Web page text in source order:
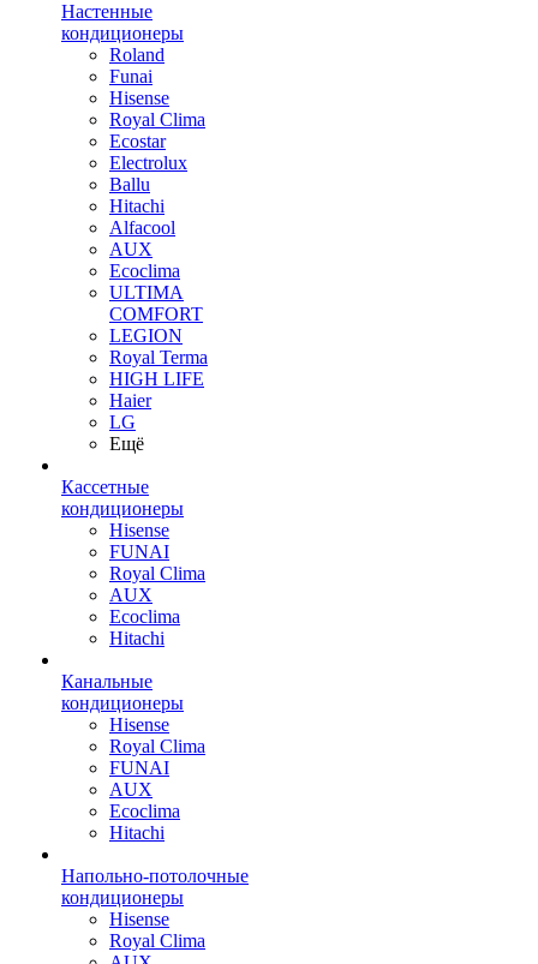
Настенные
кондиционеры
Roland
Funai
Hisense
Royal Clima
Ecostar
Electrolux
Ballu
Hitachi
Alfacool
AUX
Ecoclima
ULTIMA
COMFORT
LEGION
Royal Terma
HIGH LIFE
Haier
LG
Ещё
Кассетные
кондиционеры
Hisense
FUNAI
Royal Clima
AUX
Ecoclima
Hitachi
Канальные
кондиционеры
Hisense
Royal Clima
FUNAI
AUX
Ecoclima
Hitachi
Напольно-потолочные
кондиционеры
Hisense
Royal Clima